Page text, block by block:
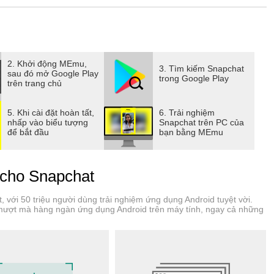
trực tiếp hoặc chia sẻ về ngày của bạn với Story Nhóm.
thậm chí bạn còn có thể sử dụng các Ống Kính và Bộ Lọc
được tạo riêng cho bạn và bạn bè.
ra sao.
Gốc độc quyền.
nhất trên Snapchat!
2. Khởi động MEmu,
sau đó mở Google Play
trên trang chủ
3. Tìm kiếm Snapchat
trong Google Play
5. Khi cài đặt hoàn tất,
nhấp vào biểu tượng
để bắt đầu
6. Trải nghiệm
Snapchat trên PC của
bạn bằng MEmu
Snapchat
với 50 triệu người dùng trải nghiệm ứng dụng Android tuyệt vời.
mà hàng ngàn ứng dụng Android trên máy tính, ngay cả những